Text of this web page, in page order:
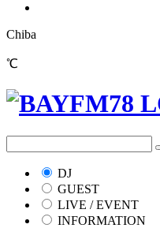
Chiba
℃
DJ
GUEST
LIVE / EVENT
INFORMATION